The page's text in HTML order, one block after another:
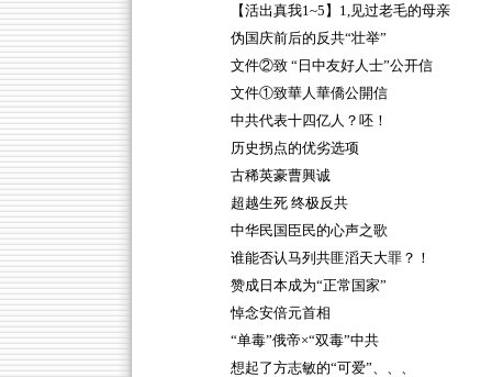
【活出真我1~5】1,见过老毛的母亲
伪国庆前后的反共“壮举”
文件②致 “日中友好人士”公开信
文件①致華人華僑公開信
中共代表十四亿人？呸！
历史拐点的优劣选项
古稀英豪曹興诚
超越生死 终极反共
中华民国臣民的心声之歌
谁能否认马列共匪滔天大罪？！
赞成日本成为“正常国家”
悼念安倍元首相
“单毒”俄帝×“双毒”中共
想起了方志敏的“可爱”、、、